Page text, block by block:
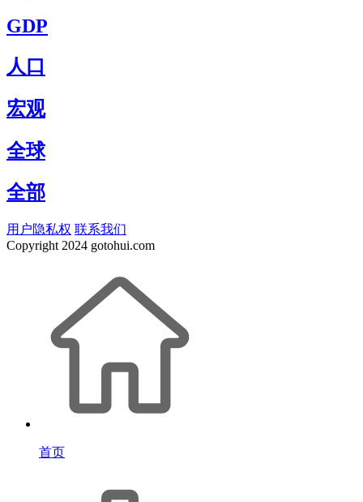
GDP
人口
宏观
全球
全部
用户隐私权 联系我们
Copyright 2024 gotohui.com
首页